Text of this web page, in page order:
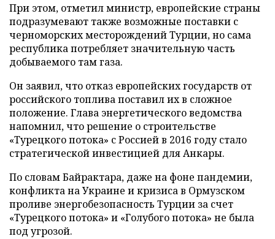
При этом, отметил министр, европейские страны
подразумевают также возможные поставки с
черноморских месторождений Турции, но сама
республика потребляет значительную часть
добываемого там газа.
Он заявил, что отказ европейских государств от
российского топлива поставил их в сложное
положение. Глава энергетического ведомства
напомнил, что решение о строительстве
«Турецкого потока» с Россией в 2016 году стало
стратегической инвестицией для Анкары.
По словам Байрактара, даже на фоне пандемии,
конфликта на Украине и кризиса в Ормузском
проливе энергобезопасность Турции за счет
«Турецкого потока» и «Голубого потока» не была
под угрозой.